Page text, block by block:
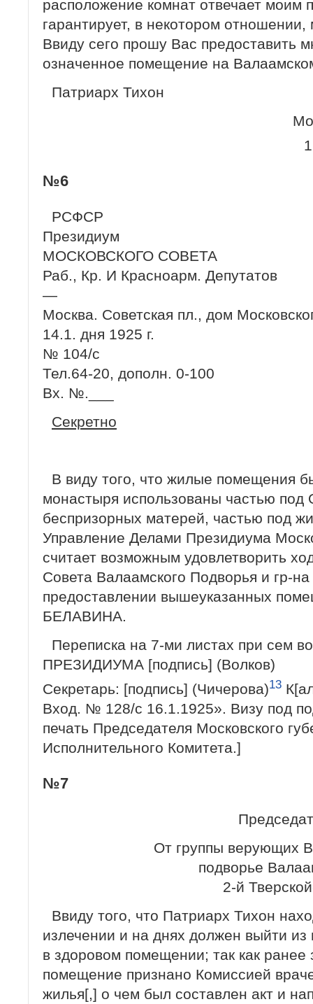
расположение комнат отвечает моим
гарантирует, в некотором
Ввиду сего прошу Вас предоставить
означенное помещение на
Патриарх Тихон
№6
РСФСР
Президиум
МОСКОВСКОГО СОВЕТА
Раб., Кр. И Красноарм. Депутатов
—
Москва. Советская пл., дом
14.1. дня 1925 г.
№ 104/с
Тел.64-20, дополн. 0-100
Вх. №.___
Секретно
В виду того, что жилые помещения
монастыря использованы частью
беспризорных матерей, частью под
Управление Делами Президиума
считает возможным удовлетворить
Совета Валаамского Подворья и гр-
предоставлении вышеуказанных
БЕЛАВИНА.
Переписка на 7-ми листах при сем
ПРЕЗИДИУМА [подпись] (Волков)
Секретарь: [подпись] (Чичерова)13
Вход. № 128/с 16.1.1925». Визу под
печать Председателя Московского
Исполнительного Комитета.]
№7
От группы верующих
подворье
2-й
Ввиду того, что Патриарх Тихон
излечении и на днях должен выйти
в здоровом помещении; так как
помещение признано Комиссией
жилья[,] о чем был составлен акт и